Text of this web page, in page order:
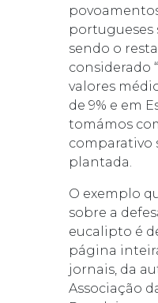
portugueses
sendo o
considerado
valores
de 9% e em
tomámos
comparativo
plantada.
O exemplo
sobre a
eucalipto é
página
jornais, da
Associação